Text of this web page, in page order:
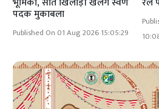
पदक मुकाबला
Published On 01 Aug 2026 15:05:29